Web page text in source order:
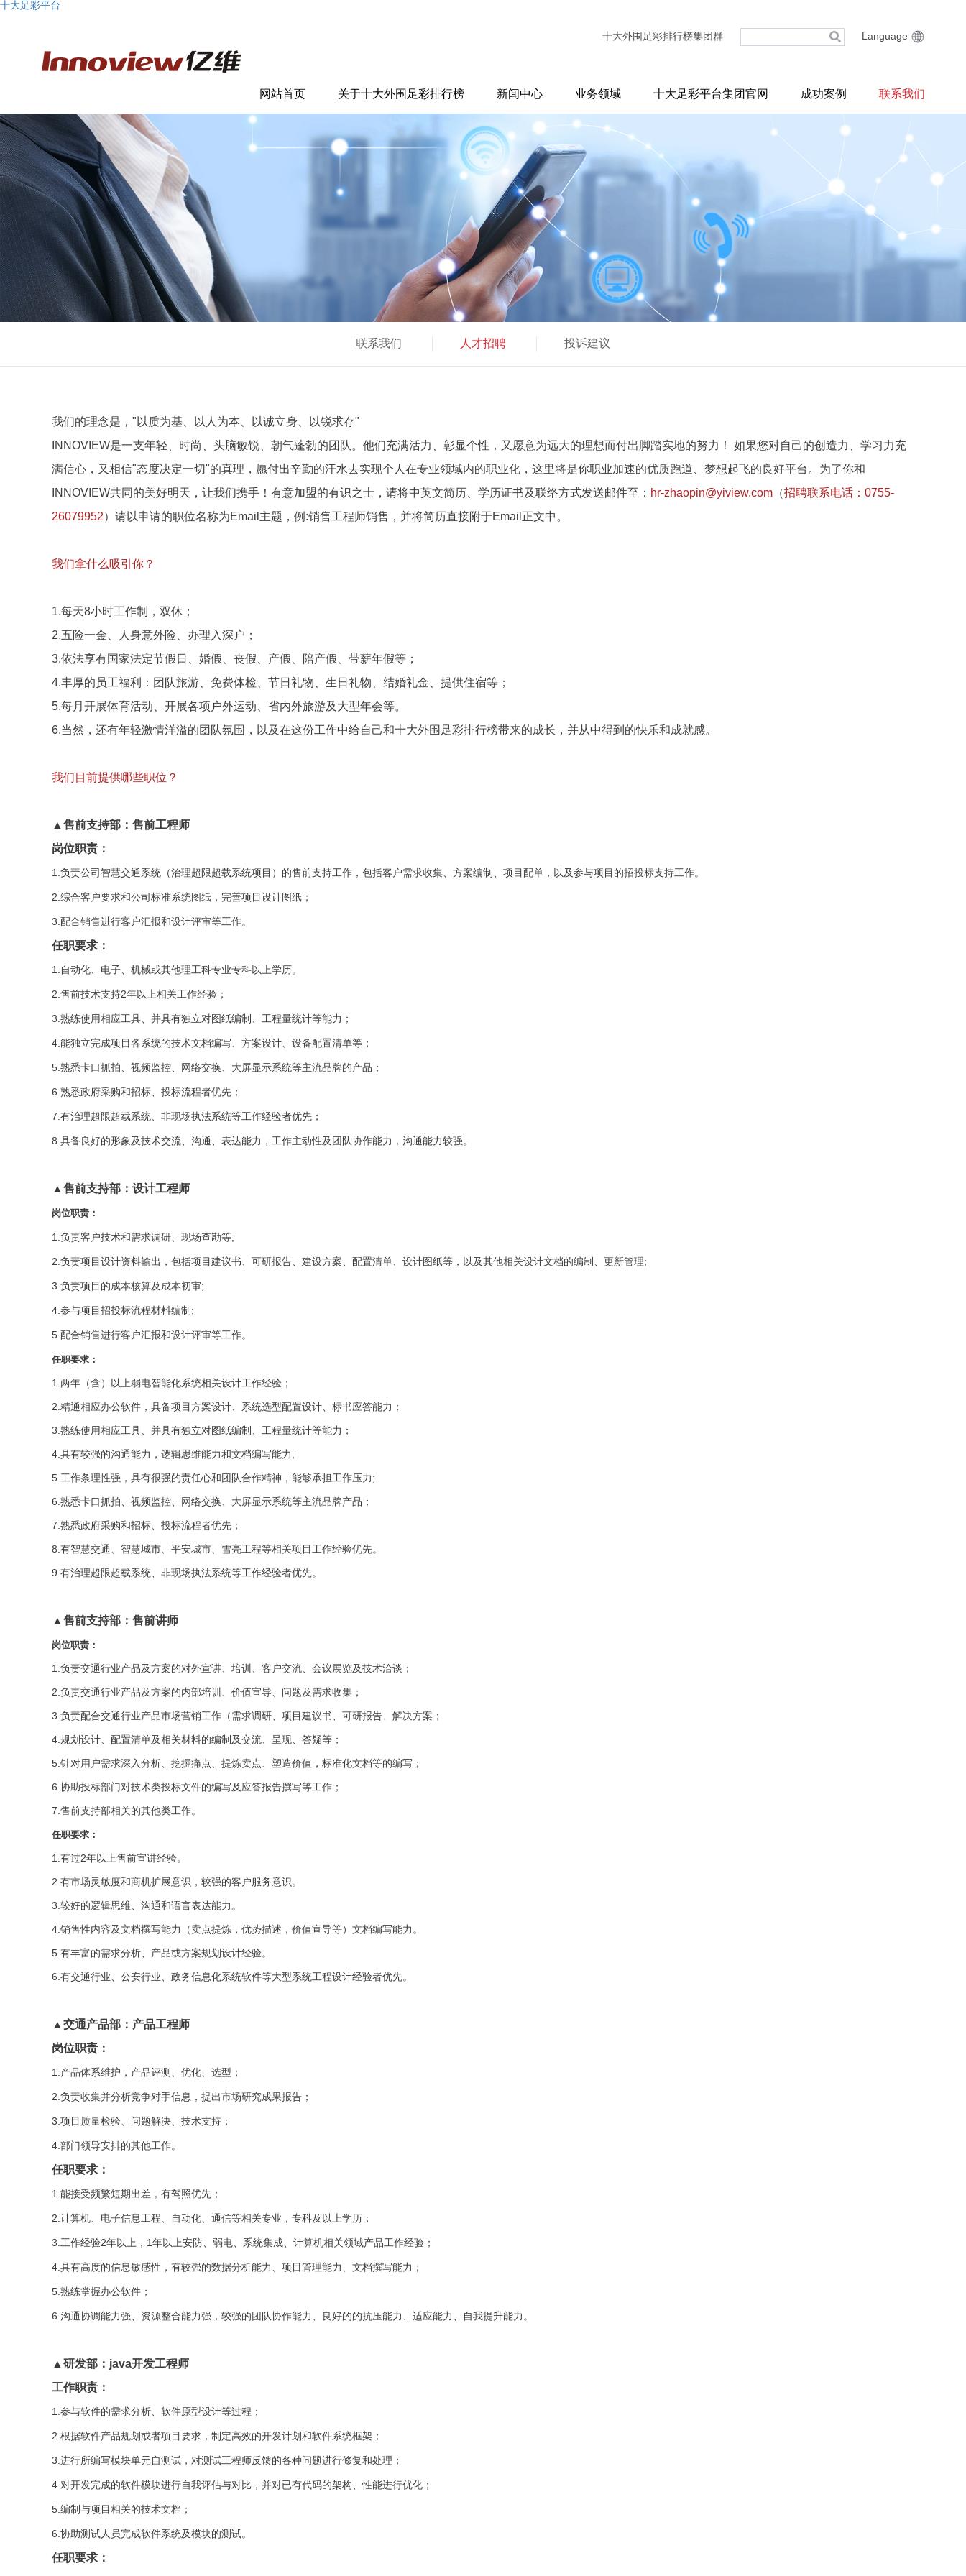
十大足彩平台
十大外围足彩排行榜集团群 Language
网站首页 关于十大外围足彩排行榜 新闻中心 业务领域 十大足彩平台集团官网 成功案例 联系我们
联系我们 人才招聘 投诉建议
我们的理念是，"以质为基、以人为本、以诚立身、以锐求存"
INNOVIEW是一支年轻、时尚、头脑敏锐、朝气蓬勃的团队。他们充满活力、彰显个性，又愿意为远大的理想而付出脚踏实地的努力！ 如果您对自己的创造力、学习力充
满信心，又相信"态度决定一切"的真理，愿付出辛勤的汗水去实现个人在专业领域内的职业化，这里将是你职业加速的优质跑道、梦想起飞的良好平台。为了你和
INNOVIEW共同的美好明天，让我们携手！有意加盟的有识之士，请将中英文简历、学历证书及联络方式发送邮件至： hr-zhaopin@yiview.com （招聘联系电话：0755-
26079952）请以申请的职位名称为Email主题，例:销售工程师销售，并将简历直接附于Email正文中。
我们拿什么吸引你？
1.每天8小时工作制，双休；
2.五险一金、人身意外险、办理入深户；
3.依法享有国家法定节假日、婚假、丧假、产假、陪产假、带薪年假等；
4.丰厚的员工福利：团队旅游、免费体检、节日礼物、生日礼物、结婚礼金、提供住宿等；
5.每月开展体育活动、开展各项户外运动、省内外旅游及大型年会等。
6.当然，还有年轻激情洋溢的团队氛围，以及在这份工作中给自己和十大外围足彩排行榜带来的成长，并从中得到的快乐和成就感。
我们目前提供哪些职位？
▲售前支持部：售前工程师
岗位职责：
1.负责公司智慧交通系统（治理超限超载系统项目）的售前支持工作，包括客户需求收集、方案编制、项目配单，以及参与项目的招投标支持工作。
2.综合客户要求和公司标准系统图纸，完善项目设计图纸；
3.配合销售进行客户汇报和设计评审等工作。
任职要求：
1.自动化、电子、机械或其他理工科专业专科以上学历。
2.售前技术支持2年以上相关工作经验；
3.熟练使用相应工具、并具有独立对图纸编制、工程量统计等能力；
4.能独立完成项目各系统的技术文档编写、方案设计、设备配置清单等；
5.熟悉卡口抓拍、视频监控、网络交换、大屏显示系统等主流品牌的产品；
6.熟悉政府采购和招标、投标流程者优先；
7.有治理超限超载系统、非现场执法系统等工作经验者优先；
8.具备良好的形象及技术交流、沟通、表达能力，工作主动性及团队协作能力，沟通能力较强。
▲售前支持部：设计工程师
岗位职责：
1.负责客户技术和需求调研、现场查勘等;
2.负责项目设计资料输出，包括项目建议书、可研报告、建设方案、配置清单、设计图纸等，以及其他相关设计文档的编制、更新管理;
3.负责项目的成本核算及成本初审;
4.参与项目招投标流程材料编制;
5.配合销售进行客户汇报和设计评审等工作。
任职要求：
1.两年（含）以上弱电智能化系统相关设计工作经验；
2.精通相应办公软件，具备项目方案设计、系统选型配置设计、标书应答能力；
3.熟练使用相应工具、并具有独立对图纸编制、工程量统计等能力；
4.具有较强的沟通能力，逻辑思维能力和文档编写能力;
5.工作条理性强，具有很强的责任心和团队合作精神，能够承担工作压力;
6.熟悉卡口抓拍、视频监控、网络交换、大屏显示系统等主流品牌产品；
7.熟悉政府采购和招标、投标流程者优先；
8.有智慧交通、智慧城市、平安城市、雪亮工程等相关项目工作经验优先。
9.有治理超限超载系统、非现场执法系统等工作经验者优先。
▲售前支持部：售前讲师
岗位职责：
1.负责交通行业产品及方案的对外宣讲、培训、客户交流、会议展览及技术洽谈；
2.负责交通行业产品及方案的内部培训、价值宣导、问题及需求收集；
3.负责配合交通行业产品市场营销工作（需求调研、项目建议书、可研报告、解决方案；
4.规划设计、配置清单及相关材料的编制及交流、呈现、答疑等；
5.针对用户需求深入分析、挖掘痛点、提炼卖点、塑造价值，标准化文档等的编写；
6.协助投标部门对技术类投标文件的编写及应答报告撰写等工作；
7.售前支持部相关的其他类工作。
任职要求：
1.有过2年以上售前宣讲经验。
2.有市场灵敏度和商机扩展意识，较强的客户服务意识。
3.较好的逻辑思维、沟通和语言表达能力。
4.销售性内容及文档撰写能力（卖点提炼，优势描述，价值宣导等）文档编写能力。
5.有丰富的需求分析、产品或方案规划设计经验。
6.有交通行业、公安行业、政务信息化系统软件等大型系统工程设计经验者优先。
▲交通产品部：产品工程师
岗位职责：
1.产品体系维护，产品评测、优化、选型；
2.负责收集并分析竞争对手信息，提出市场研究成果报告；
3.项目质量检验、问题解决、技术支持；
4.部门领导安排的其他工作。
任职要求：
1.能接受频繁短期出差，有驾照优先；
2.计算机、电子信息工程、自动化、通信等相关专业，专科及以上学历；
3.工作经验2年以上，1年以上安防、弱电、系统集成、计算机相关领域产品工作经验；
4.具有高度的信息敏感性，有较强的数据分析能力、项目管理能力、文档撰写能力；
5.熟练掌握办公软件；
6.沟通协调能力强、资源整合能力强，较强的团队协作能力、良好的的抗压能力、适应能力、自我提升能力。
▲研发部：java开发工程师
工作职责：
1.参与软件的需求分析、软件原型设计等过程；
2.根据软件产品规划或者项目要求，制定高效的开发计划和软件系统框架；
3.进行所编写模块单元自测试，对测试工程师反馈的各种问题进行修复和处理；
4.对开发完成的软件模块进行自我评估与对比，并对已有代码的架构、性能进行优化；
5.编制与项目相关的技术文档；
6.协助测试人员完成软件系统及模块的测试。
任职要求：